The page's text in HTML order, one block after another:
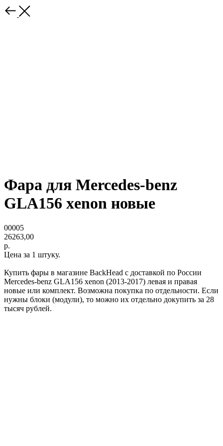
Фара для Mercedes-benz
GLA156 xenon новые
00005
26263,00
р.
Цена за 1 штуку.
Купить фары в магазине BackHead с доставкой по России
Mercedes-benz GLA156 xenon (2013-2017) левая и правая
новые или комплект. Возможна покупка по отдельности. Если
нужны блоки (модули), то можно их отдельно докупить за 28
тысяч рублей.